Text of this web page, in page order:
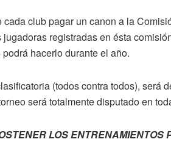
club pagar un canon a la
registradas en ésta
hacerlo durante el año.
(todos contra todos), será
será totalmente disputado en
LOS